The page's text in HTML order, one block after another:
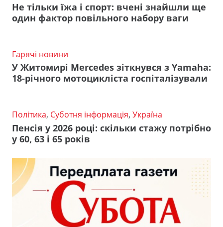
Не тільки їжа і спорт: вчені знайшли ще
один фактор повільного набору ваги
Гарячі новини
У Житомирі Mercedes зіткнувся з Yamaha:
18-річного мотоцикліста госпіталізували
Політика, Суботня інформація, Україна
Пенсія у 2026 році: скільки стажу потрібно
у 60, 63 і 65 років